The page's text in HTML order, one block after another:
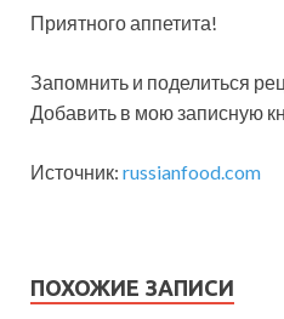
Приятного аппетита!
Запомнить и поделиться
Добавить в мою записную
Источник: russianfood.com
ПОХОЖИЕ ЗАПИСИ